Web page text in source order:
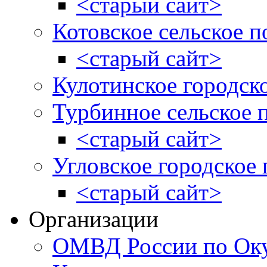
Котовское сельское
<старый сайт>
Кулотинское
Турбинное сельское
<старый сайт>
Угловское городское
<старый сайт>
Организации
ОМВД России по